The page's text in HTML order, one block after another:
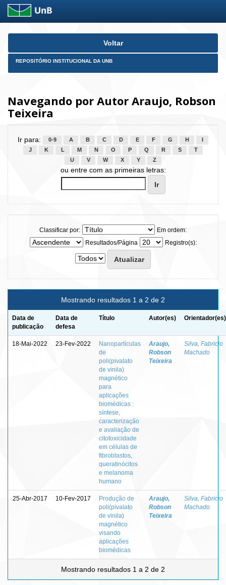
Skip
Voltar
REPOSITÓRIO INSTITUCIONAL DA UNB
Navegando por Autor Araujo, Robson
Teixeira
Ir para: 0-9 A B C D E F G H
J
K L M N O P Q R S
T
U
V W X Y Z
ou entre com as primeiras letras:
Classificar por:
Em ordem:
Resultados/Página
Registro(s):
Mostrando resultados 1 a 2 de 2
Data de
publicação
Data de
defesa
Título Autor(es) Orientador(es)
18-Mai-2022 23-Fev-2022
Nanopartículas
de
poli(pivalato
de vinila)
magnético
para
aplicações
biomédicas :
síntese,
caracterização
e avaliação de
citotoxicidade
em células de
fibroblastos,
queratinócitos
e melanoma
humano
Araujo,
Robson
Teixeira
Silva, Fabricio
Machado
25-Abr-2017 10-Fev-2017
Produção de
poli(pivalato
de vinila)
magnético
visando
aplicações
biomédicas
Araujo,
Robson
Teixeira
Silva, Fabricio
Machado
Mostrando resultados 1 a 2 de 2